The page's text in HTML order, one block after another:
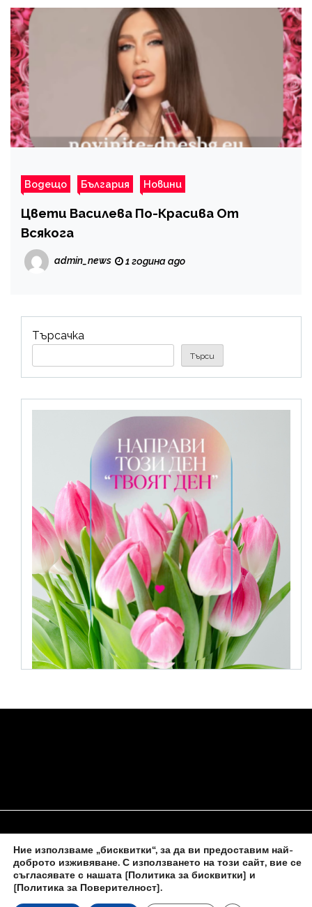
Водещо България Новини
Цвети Василева По-Красива От
Всякога
admin_news 1 година ago
Търсачка
Търси
НАЧАЛО ЗА НАС ПОЛИТИКА ЗА БИСКВИТКИ
КОНТАКТИ С НАС
Ние използваме „бисквитки“, за да ви предоставим най-
доброто изживяване. С използването на този сайт, вие се
съгласявате с нашата [Политика за бисквитки] и
[Политика за Поверителност].